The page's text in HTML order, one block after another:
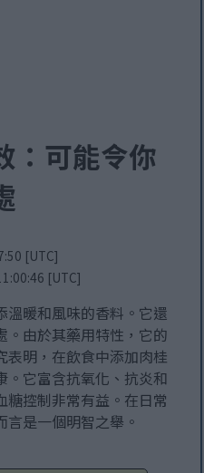
：可能令你
[UTC]
[UTC]
溫暖和風味的香料。它還
。由於其藥用特性，它的
表明，在飲食中添加肉桂
。它富含抗氧化、抗炎和
糖控制非常有益。在日常
是一個明智之舉。